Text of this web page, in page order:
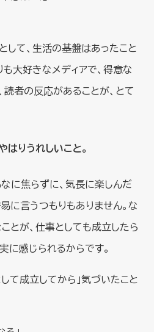
して、生活の基盤はあったこと
大好きなメディアで、得意な
読者の反応があることが、とて
はりうれしいこと。
に焦らずに、気長に楽しんだ
に言うつもりもありません。な
とが、仕事としても成立したら
に感じられるからです。
て成立してから」気づいたこと